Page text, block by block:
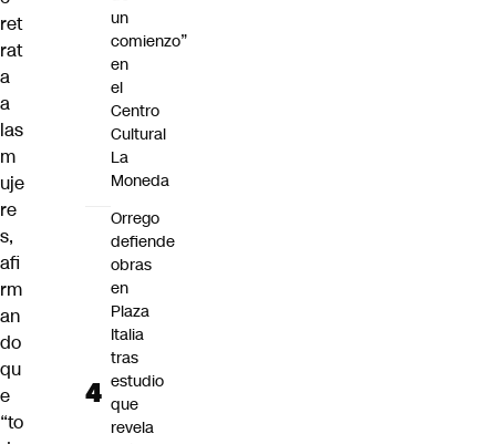
ret
rat
a
a
las
m
uje
re
s,
afi
rm
an
do
qu
e
“to
un
comienzo”
en
el
Centro
Cultural
La
Moneda
Orrego
defiende
obras
en
Plaza
Italia
tras
estudio
que
revela